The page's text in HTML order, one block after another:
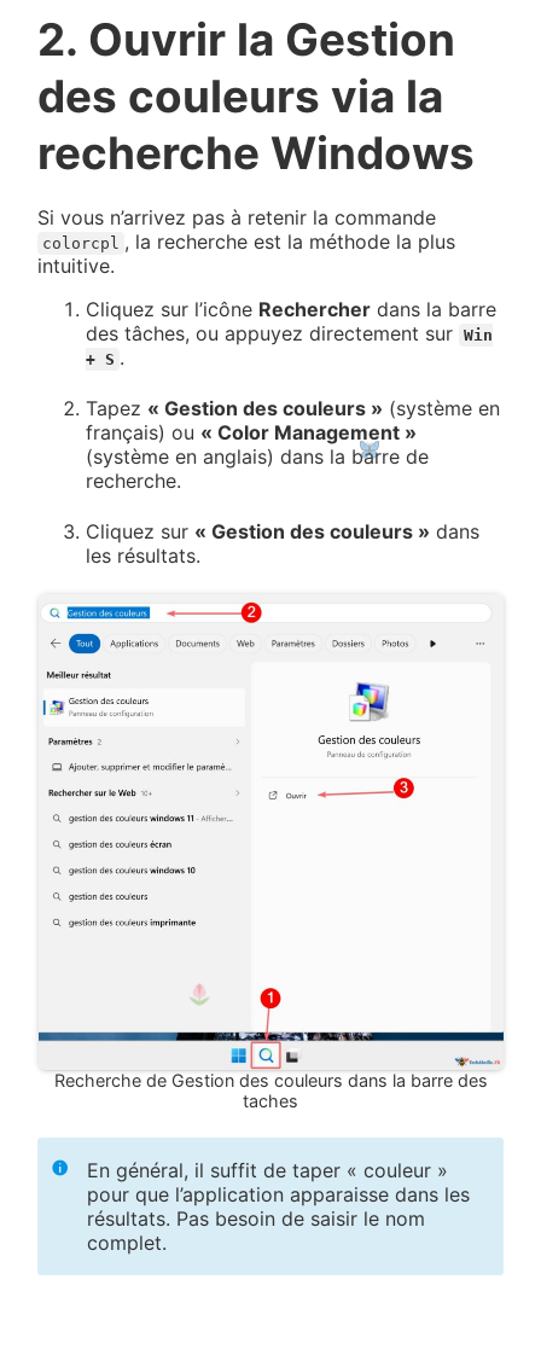
2. Ouvrir la Gestion
des couleurs via la
recherche Windows
Si vous n’arrivez pas à retenir la commande
colorcpl , la recherche est la méthode la plus
intuitive.
Cliquez sur l’icône Rechercher dans la barre
des tâches, ou appuyez directement sur
Win
+ S .
Tapez « Gestion des couleurs » (système en
français) ou « Color Management »
(système en anglais) dans la barre de
recherche.
Cliquez sur « Gestion des couleurs » dans
les résultats.
Recherche de Gestion des couleurs dans la barre des
taches
En général, il suffit de taper « couleur »
pour que l’application apparaisse dans les
résultats. Pas besoin de saisir le nom
complet.